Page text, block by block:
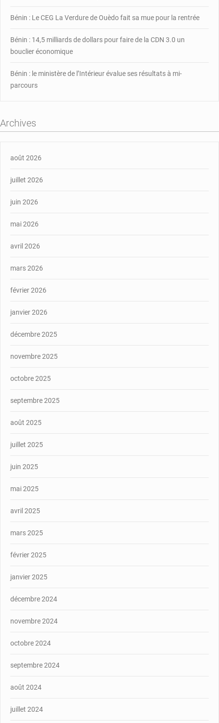
Bénin : Le CEG La Verdure de Ouèdo fait sa mue pour la rentrée
Bénin : 14,5 milliards de dollars pour faire de la CDN 3.0 un
bouclier économique
Bénin : le ministère de l’Intérieur évalue ses résultats à mi-
parcours
Archives
août 2026
juillet 2026
juin 2026
mai 2026
avril 2026
mars 2026
février 2026
janvier 2026
décembre 2025
novembre 2025
octobre 2025
septembre 2025
août 2025
juillet 2025
juin 2025
mai 2025
avril 2025
mars 2025
février 2025
janvier 2025
décembre 2024
novembre 2024
octobre 2024
septembre 2024
août 2024
juillet 2024